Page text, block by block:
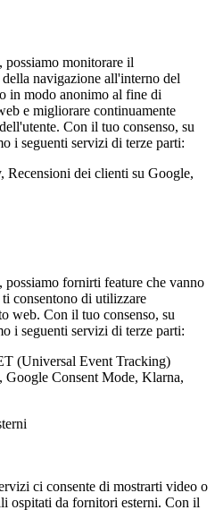
possiamo monitorare il
navigazione all'interno del
in modo anonimo al fine di
e migliorare continuamente
Con il tuo consenso, su
i seguenti servizi di terze parti:
dei clienti su Google,
possiamo fornirti feature che vanno
consentono di utilizzare
web. Con il tuo consenso, su
i seguenti servizi di terze parti:
(Universal Event Tracking)
Consent Mode, Klarna,
ci consente di mostrarti video o
ospitati da fornitori esterni. Con il